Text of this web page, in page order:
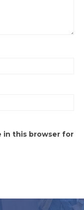
in this browser for